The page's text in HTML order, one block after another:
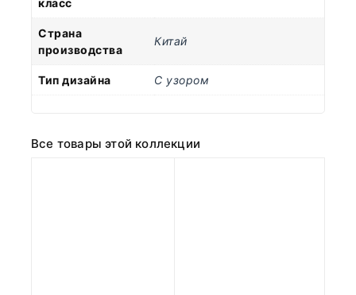
Страна
производства
Китай
Тип дизайна С узором
Все товары этой коллекции